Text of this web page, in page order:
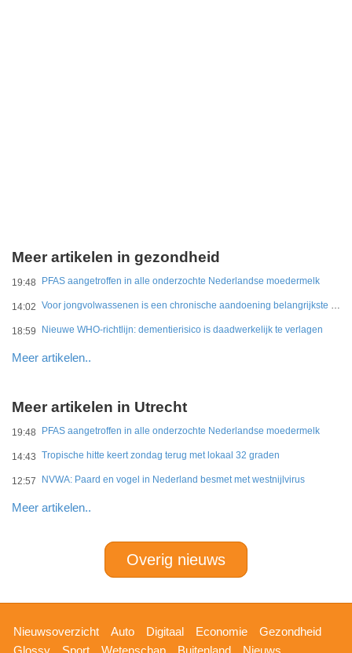
Meer artikelen in gezondheid
19:48 PFAS aangetroffen in alle onderzochte Nederlandse moedermelk
14:02 Voor jongvolwassenen is een chronische aandoening belangrijkste belemmering
18:59 Nieuwe WHO-richtlijn: dementierisico is daadwerkelijk te verlagen
Meer artikelen..
Meer artikelen in Utrecht
19:48 PFAS aangetroffen in alle onderzochte Nederlandse moedermelk
14:43 Tropische hitte keert zondag terug met lokaal 32 graden
12:57 NVWA: Paard en vogel in Nederland besmet met westnijlvirus
Meer artikelen..
Overig nieuws
Hoofdnavigatie
Nieuwsoverzicht Auto Digitaal Economie
Gezondheid
Glossy
Sport Wetenschap Buitenland Nieuws